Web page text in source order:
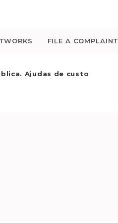
FILE A COMPLAINT
Ajudas de custo